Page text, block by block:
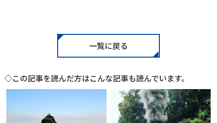
一覧に戻る
◇この記事を読んだ方はこんな記事も読んでいます。